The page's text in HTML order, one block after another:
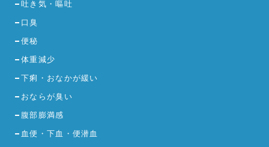
吐き気・嘔吐
口臭
便秘
体重減少
下痢・おなかが緩い
おならが臭い
腹部膨満感
血便・下血・便潜血